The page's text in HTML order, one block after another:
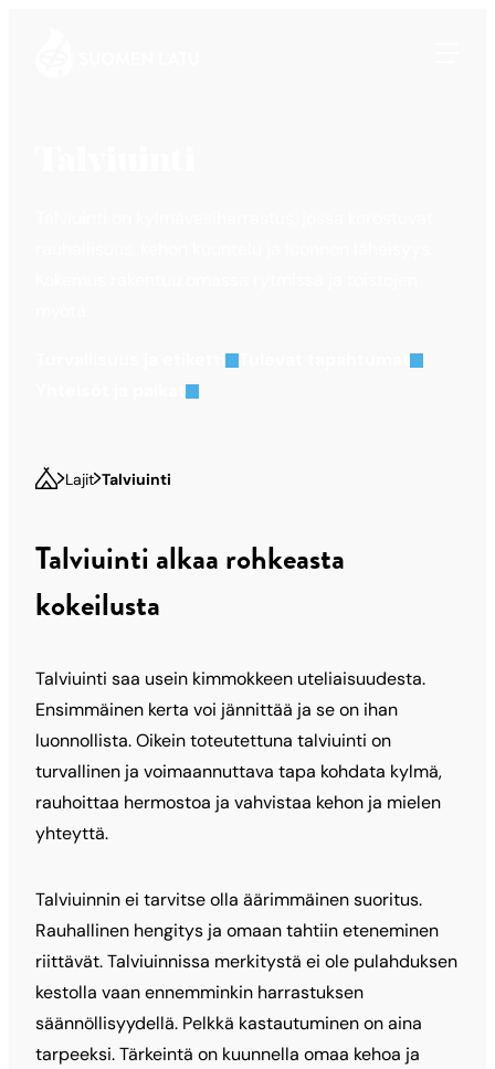
Lajit Talviuinti
Talviuinti alkaa rohkeasta
kokeilusta
Talviuinti saa usein kimmokkeen uteliaisuudesta.
Ensimmäinen kerta voi jännittää ja se on ihan
luonnollista. Oikein toteutettuna talviuinti on
turvallinen ja voimaannuttava tapa kohdata kylmä,
rauhoittaa hermostoa ja vahvistaa kehon ja mielen
yhteyttä.
Talviuinnin ei tarvitse olla äärimmäinen suoritus.
Rauhallinen hengitys ja omaan tahtiin eteneminen
riittävät. Talviuinnissa merkitystä ei ole pulahduksen
kestolla vaan ennemminkin harrastuksen
säännöllisyydellä. Pelkkä kastautuminen on aina
tarpeeksi. Tärkeintä on kuunnella omaa kehoa ja